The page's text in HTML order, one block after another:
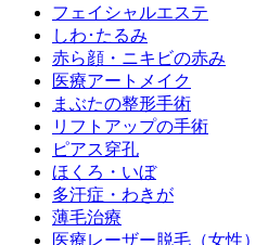
フェイシャルエステ
しわ･たるみ
赤ら顔・ニキビの赤み
医療アートメイク
まぶたの整形手術
リフトアップの手術
ピアス穿孔
ほくろ・いぼ
多汗症・わきが
薄毛治療
医療レーザー脱毛（女性）